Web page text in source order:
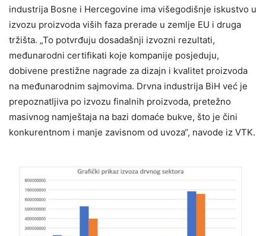
industrija Bosne i Hercegovine ima višegodišnje iskustvo u
izvozu proizvoda viših faza prerade u zemlje EU i druga
tržišta. „To potvrđuju dosadašnji izvozni rezultati,
međunarodni certifikati koje kompanije posjeduju,
dobivene prestižne nagrade za dizajn i kvalitet proizvoda
na međunarodnim sajmovima. Drvna industrija BiH već je
prepoznatljiva po izvozu finalnih proizvoda, pretežno
masivnog namještaja na bazi domaće bukve, što je čini
konkurentnom i manje zavisnom od uvoza“, navode iz VTK.